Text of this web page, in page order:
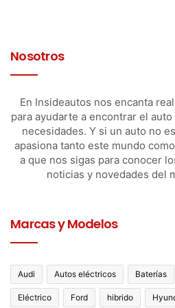
Respecto a las plantas
conocido motorSkyActiv-G de
de seis velocidades y tracción
estándar.
potenciacon respuesta más
a la vez, haciendo hincapié en
Nosotros
En Insideautos nos encanta
para ayudarte a encontrar el
necesidades. Y si un auto no
apasiona tanto este mundo
a que nos sigas para conocer
noticias y novedades del
Marcas y Modelos
Audi Autos eléctricos Baterías
Eléctrico Ford hibrido